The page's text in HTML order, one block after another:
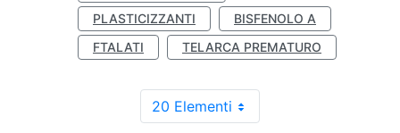
PLASTICIZZANTI
BISFENOLO A
FTALATI
TELARCA PREMATURO
20 Elementi